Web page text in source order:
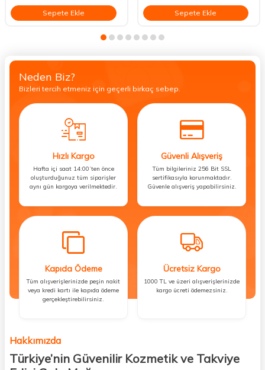
Sepete Ekle Sepete Ekle
Neden Biz?
Bizleri tercih etmeniz için geçerli birkaç sebep.
Hızlı Kargo
Hafta içi saat 14:00’ten önce
oluşturduğunuz tüm siparişler
aynı gün kargoya verilmektedir.
Güvenli Alışveriş
Tüm bilgileriniz 256 Bit SSL
sertifikasıyla korunmaktadır.
Güvenle alışveriş yapabilirsiniz.
Kapıda Ödeme
Tüm alışverişlerinizde peşin nakit
veya kredi kartı ile kapıda ödeme
gerçekleştirebilirsiniz.
Ücretsiz Kargo
1000 TL ve üzeri alışverişlerinizde
kargo ücreti ödemezsiniz.
Hakkımızda
Türkiye’nin Güvenilir Kozmetik ve Takviye